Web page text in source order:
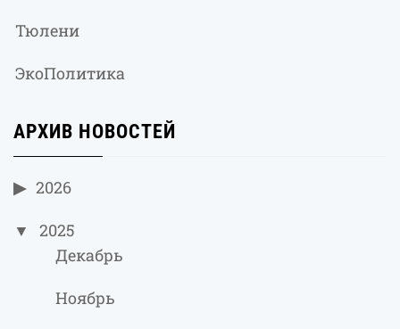
Тюлени
ЭкоПолитика
АРХИВ НОВОСТЕЙ
2026
2025
Декабрь
Ноябрь